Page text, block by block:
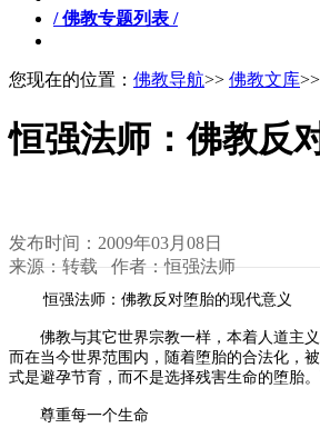
/ 佛教专题列表 /
您现在的位置： 佛教导航>> 佛教文库>>
恒强法师：佛教反
发布时间：2009年03月08日
来源：转载 作者：恒强法师
恒强法师：佛教反对堕胎的现代意义
佛教与其它世界宗教一样，本着人道主义
而在当今世界范围内，随着堕胎的合法化，
式是避孕节育，而不是选择残害生命的堕胎
尊重每一个生命